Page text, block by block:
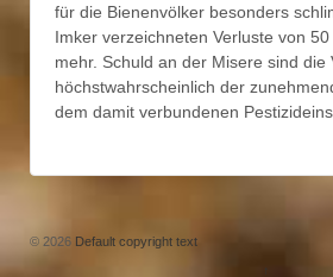
für die Bienenvölker besonders
Imker verzeichneten Verluste von
mehr. Schuld an der Misere sind die
höchstwahrscheinlich der
dem damit verbundenen
© 2026 Default copyright text